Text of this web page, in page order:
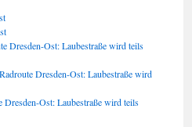
Dresden-Ost: Laubestraße wird teils
Dresden-Ost: Laubestraße wird
Ost: Laubestraße wird teils